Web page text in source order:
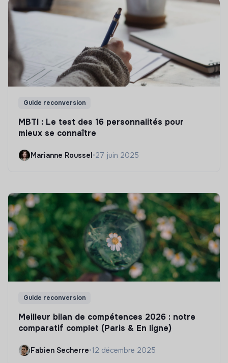
Guide reconversion
MBTI : Le test des 16 personnalités pour
mieux se connaître
Marianne Roussel•27 juin 2025
Guide reconversion
Meilleur bilan de compétences 2026 : notre
comparatif complet (Paris & En ligne)
Fabien Secherre•12 décembre 2025